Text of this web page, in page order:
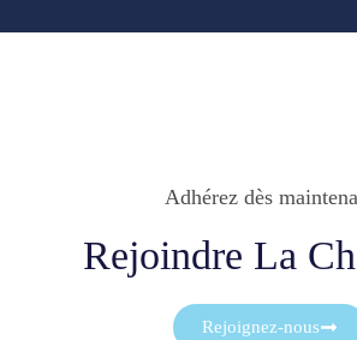
Adhérez dès
Rejoindre La
Rejoignez-nous